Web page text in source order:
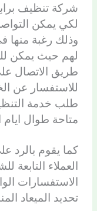
شركة تنظيف
لكي يمكن
وذلك رغبة منها
لهم حيث يمكن
طريق الاتصال
للاستفسار عن
طلب خدمة
متاحة طوال ايام
كما يقوم بالرد
العملاء التابعة
الاستفسارات
تحديد الميعاد